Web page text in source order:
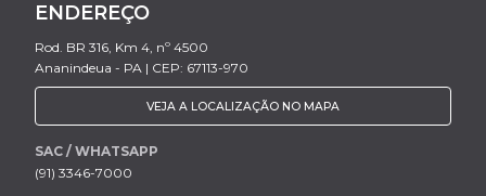
ENDEREÇO
Rod. BR 316, Km 4, nº 4500
Ananindeua - PA | CEP: 67113-970
VEJA A LOCALIZAÇÃO NO MAPA
SAC / WHATSAPP
(91) 3346-7000